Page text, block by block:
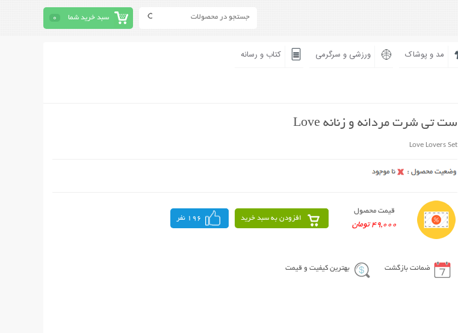
سبد خرید شما 0
مد و پوشاک ورزشی و سرگرمی کتاب و رسانه
ست تی شرت مردانه و زنانه Love
Love Lovers Set
قیمت محصول
49,000 تومان
افزودن به سبد خرید 196 نفر
ضمانت بازگشت بهترین کیفیت و قیمت